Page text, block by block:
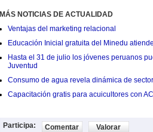
MÁS NOTICIAS DE ACTUALIDAD
Ventajas del marketing relacional
Educación Inicial gratuita del Minedu
Hasta el 31 de julio los jóvenes peruanos
Juventud
Consumo de agua revela dinámica de
Capacitación gratis para acuicultores con
Participa: Comentar Valorar